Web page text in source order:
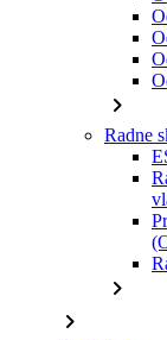
chevron_right
Radne
chevron_right
chevron_right